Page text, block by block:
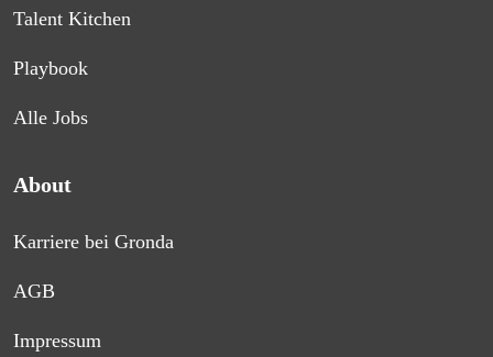
Talent Kitchen
Playbook
Alle Jobs
About
Karriere bei Gronda
AGB
Impressum